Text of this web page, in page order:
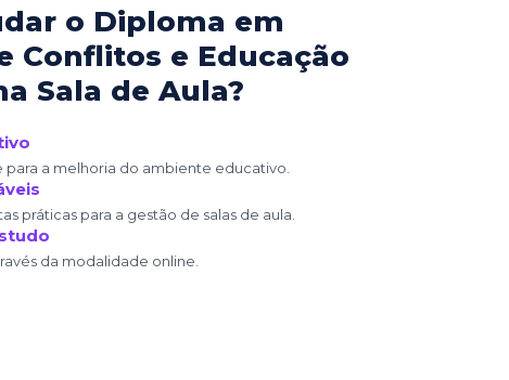
o Diploma em
Conflitos e Educação
Sala de Aula?
a melhoria do ambiente educativo.
práticas para a gestão de salas de aula.
da modalidade online.